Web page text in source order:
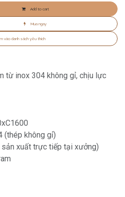
Add to cart
Mua ngay
vào danh sách yêu thích
từ inox 304 không gỉ, chịu lực
(thép không gỉ)
xuất trực tiếp tại xưởng)